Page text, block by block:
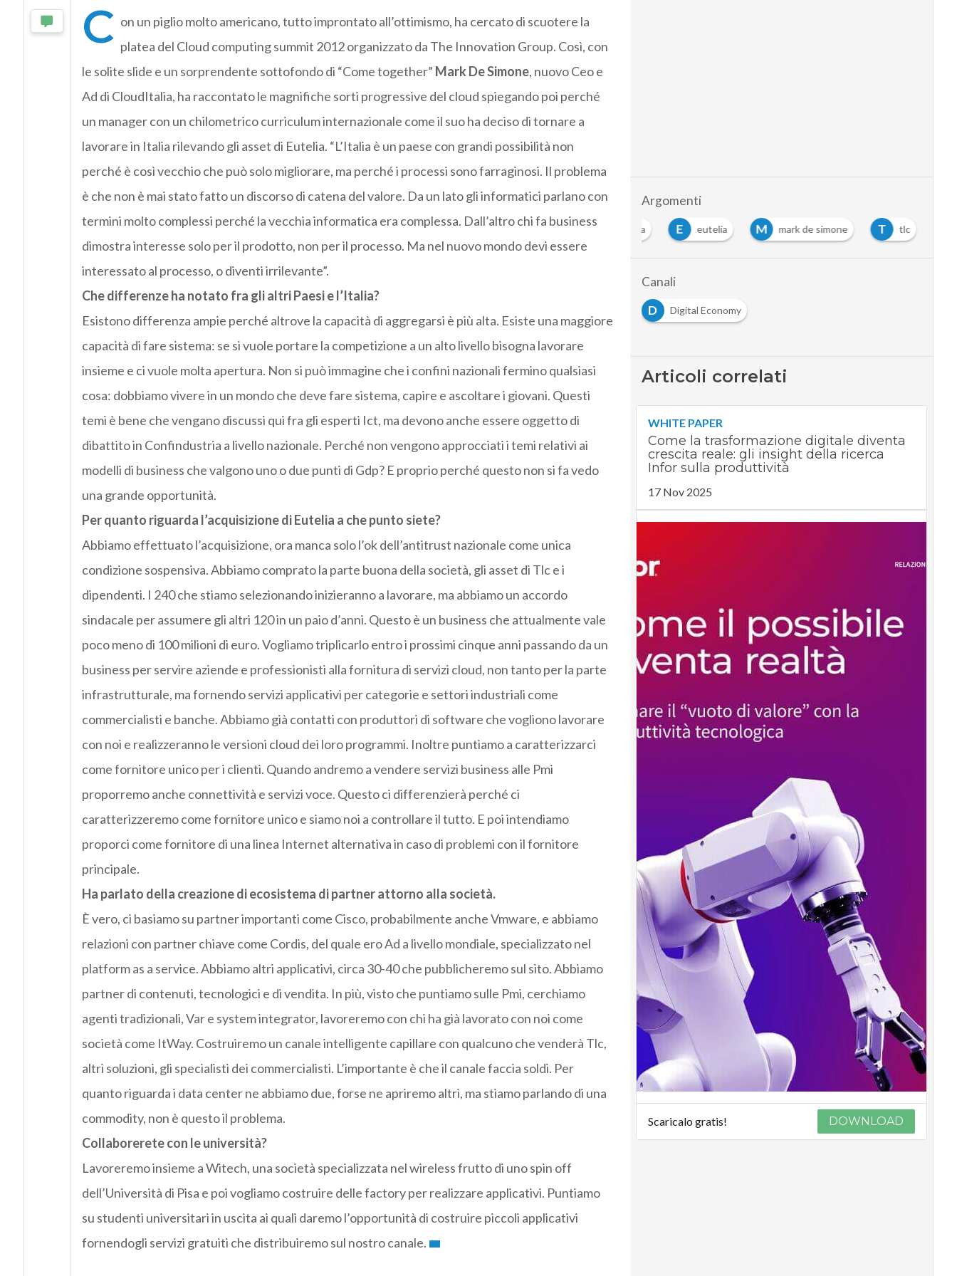
C on un piglio molto americano, tutto improntato all’ottimismo, ha cercato di scuotere la
platea del Cloud computing summit 2012 organizzato da The Innovation Group. Così, con
le solite slide e un sorprendente sottofondo di “Come together” Mark De Simone, nuovo Ceo e
Ad di CloudItalia, ha raccontato le magnifiche sorti progressive del cloud spiegando poi perché
un manager con un chilometrico curriculum internazionale come il suo ha deciso di tornare a
lavorare in Italia rilevando gli asset di Eutelia. “L’Italia è un paese con grandi possibilità non
perché è così vecchio che può solo migliorare, ma perché i processi sono farraginosi. Il problema
è che non è mai stato fatto un discorso di catena del valore. Da un lato gli informatici parlano con
termini molto complessi perché la vecchia informatica era complessa. Dall’altro chi fa business
dimostra interesse solo per il prodotto, non per il processo. Ma nel nuovo mondo devi essere
interessato al processo, o diventi irrilevante”.
Che differenze ha notato fra gli altri Paesi e l’Italia?
Esistono differenza ampie perché altrove la capacità di aggregarsi è più alta. Esiste una maggiore
capacità di fare sistema: se si vuole portare la competizione a un alto livello bisogna lavorare
insieme e ci vuole molta apertura. Non si può immagine che i confini nazionali fermino qualsiasi
cosa: dobbiamo vivere in un mondo che deve fare sistema, capire e ascoltare i giovani. Questi
temi è bene che vengano discussi qui fra gli esperti Ict, ma devono anche essere oggetto di
dibattito in Confindustria a livello nazionale. Perché non vengono approcciati i temi relativi ai
modelli di business che valgono uno o due punti di Gdp? E proprio perché questo non si fa vedo
una grande opportunità.
Per quanto riguarda l’acquisizione di Eutelia a che punto siete?
Abbiamo effettuato l’acquisizione, ora manca solo l’ok dell’antitrust nazionale come unica
condizione sospensiva. Abbiamo comprato la parte buona della società, gli asset di Tlc e i
dipendenti. I 240 che stiamo selezionando inizieranno a lavorare, ma abbiamo un accordo
sindacale per assumere gli altri 120 in un paio d’anni. Questo è un business che attualmente vale
poco meno di 100 milioni di euro. Vogliamo triplicarlo entro i prossimi cinque anni passando da un
business per servire aziende e professionisti alla fornitura di servizi cloud, non tanto per la parte
infrastrutturale, ma fornendo servizi applicativi per categorie e settori industriali come
commercialisti e banche. Abbiamo già contatti con produttori di software che vogliono lavorare
con noi e realizzeranno le versioni cloud dei loro programmi. Inoltre puntiamo a caratterizzarci
come fornitore unico per i clienti. Quando andremo a vendere servizi business alle Pmi
proporremo anche connettività e servizi voce. Questo ci differenzierà perché ci
caratterizzeremo come fornitore unico e siamo noi a controllare il tutto. E poi intendiamo
proporci come fornitore di una linea Internet alternativa in caso di problemi con il fornitore
principale.
Ha parlato della creazione di ecosistema di partner attorno alla società.
È vero, ci basiamo su partner importanti come Cisco, probabilmente anche Vmware, e abbiamo
relazioni con partner chiave come Cordis, del quale ero Ad a livello mondiale, specializzato nel
platform as a service. Abbiamo altri applicativi, circa 30-40 che pubblicheremo sul sito. Abbiamo
partner di contenuti, tecnologici e di vendita. In più, visto che puntiamo sulle Pmi, cerchiamo
agenti tradizionali, Var e system integrator, lavoreremo con chi ha già lavorato con noi come
società come ItWay. Costruiremo un canale intelligente capillare con qualcuno che venderà Tlc,
altri soluzioni, gli specialisti dei commercialisti. L’importante è che il canale faccia soldi. Per
quanto riguarda i data center ne abbiamo due, forse ne apriremo altri, ma stiamo parlando di una
commodity, non è questo il problema.
Collaborerete con le università?
Lavoreremo insieme a Witech, una società specializzata nel wireless frutto di uno spin off
dell’Università di Pisa e poi vogliamo costruire delle factory per realizzare applicativi. Puntiamo
su studenti universitari in uscita ai quali daremo l’opportunità di costruire piccoli applicativi
fornendogli servizi gratuiti che distribuiremo sul nostro canale.
Argomenti
C
cloud italia E eutelia M mark de simone T tlc
Canali
D
Digital Economy
Articoli correlati
WHITE PAPER
Come la trasformazione digitale diventa
crescita reale: gli insight della ricerca
Infor sulla produttività
17 Nov 2025
Scaricalo gratis! DOWNLOAD